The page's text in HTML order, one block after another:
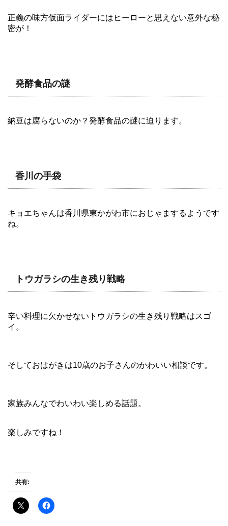
正義の味方仮面ライダーにはヒーローと思えない意外な秘
密が！
発酵食品の謎
納豆は腐らないのか？発酵食品の謎に迫ります。
香川の手袋
キョエちゃんは香川県東かがわ市におじゃまするようです
ね。
トウガラシの生き残り戦略
辛い料理に欠かせないトウガラシの生き残り戦略はスゴ
イ。
そしておはがきは10歳のお子さんのかわいい相談です。
家族みんなでわいわい楽しめる話題。
楽しみですね！
共有: